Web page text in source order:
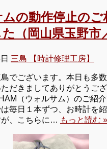
の動作停止のご
（岡山県玉野市
三島 【時計修理工房】
でございます。本日も多
だきましてありがとうご
（ウォルサム）のご紹
毎日１本ずつ、お時計を
が、こちらに… もっと読む »